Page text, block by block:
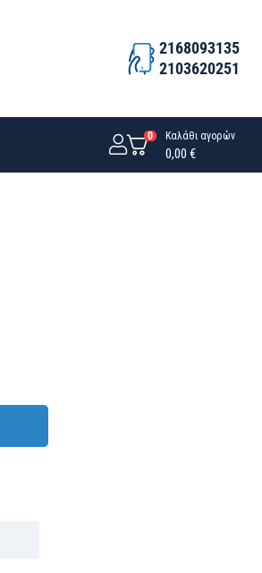
2168093135
2103620251
0 Καλάθι αγορών
0,00 €